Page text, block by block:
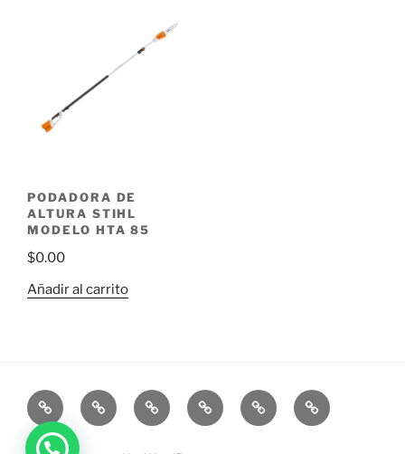
PODADORA DE
ALTURA STIHL
MODELO HTA 85
$0.00
Añadir al carrito
Inicio ProductosPromocionesContactoCotizar Carrito